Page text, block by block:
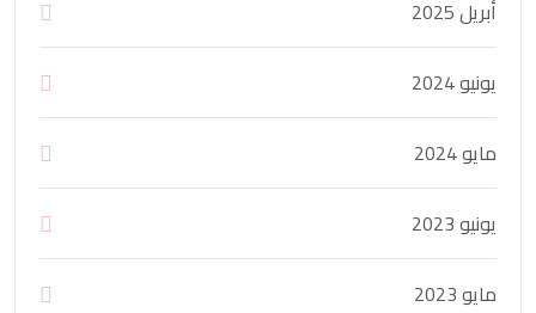
أبريل 2025
يونيو 2024
مايو 2024
يونيو 2023
مايو 2023